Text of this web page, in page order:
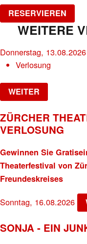
RESERVIEREN
WEITERE
Donnerstag, 13.08.2026
Verlosung
WEITER
ZÜRCHER
VERLOSUNG
Gewinnen Sie
Theaterfestival von
Freundeskreises
Sonntag, 16.08.2026
SONJA - EIN